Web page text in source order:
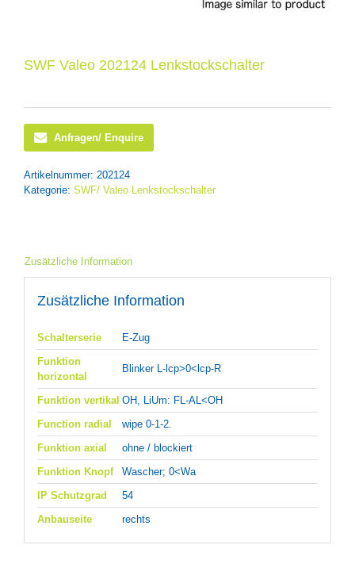
SWF Valeo 202124 Lenkstockschalter
Anfragen/ Enquire
Artikelnummer: 202124
Kategorie: SWF/ Valeo Lenkstockschalter
Zusätzliche Information
Zusätzliche Information
Schalterserie
E-Zug
Funktion
horizontal
Blinker L-lcp>0<lcp-R
Funktion vertikal OH, LiUm: FL-AL<OH
Function radial
wipe 0-1-2.
Funktion axial
ohne / blockiert
Funktion Knopf
Wascher; 0<Wa
IP Schutzgrad
54
Anbauseite
rechts